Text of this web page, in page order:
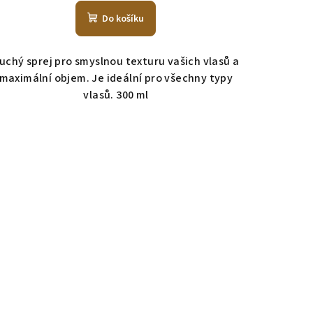
Do košíku
sprej pro smyslnou texturu vašich vlasů a
maximální objem. Je ideální pro všechny typy
vlasů. 300 ml